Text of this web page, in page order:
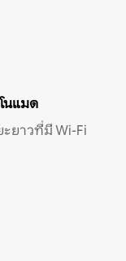
นแมด
ยาวที่มี Wi-Fi